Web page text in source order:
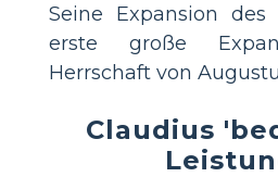
Seine Expansion
erste große
Herrschaft von
Claudius